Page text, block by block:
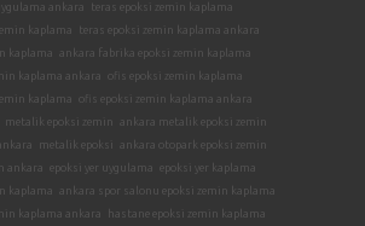
ankara
teras epoksi zemin kaplama
kaplama
teras epoksi zemin kaplama ankara
kaplama ankara fabrika epoksi zemin kaplama
kaplama ankara ofis epoksi zemin kaplama
kaplama
ofis epoksi zemin kaplama ankara
metalik epoksi zemin ankara metalik epoksi zemin
metalik epoksi ankara otopark epoksi zemin
ankara epoksi yer uygulama epoksi yer kaplama
kaplama ankara spor salonu epoksi zemin kaplama
kaplama ankara
hastane epoksi zemin kaplama